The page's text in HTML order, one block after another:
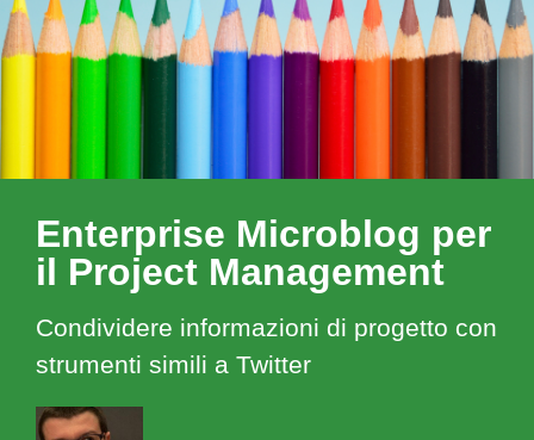
Enterprise Microblog per
il Project Management
Condividere informazioni di progetto con
strumenti simili a Twitter